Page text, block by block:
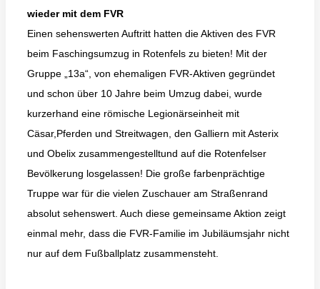
wieder mit dem FVR
Einen sehenswerten Auftritt hatten die Aktiven des FVR
beim Faschingsumzug in Rotenfels zu bieten! Mit der
Gruppe „13a“, von ehemaligen FVR-Aktiven gegründet
und schon über 10 Jahre beim Umzug dabei, wurde
kurzerhand eine römische Legionärseinheit mit
Cäsar,Pferden und Streitwagen, den Galliern mit Asterix
und Obelix zusammengestelltund auf die Rotenfelser
Bevölkerung losgelassen! Die große farbenprächtige
Truppe war für die vielen Zuschauer am Straßenrand
absolut sehenswert. Auch diese gemeinsame Aktion zeigt
einmal mehr, dass die FVR-Familie im Jubiläumsjahr nicht
nur auf dem Fußballplatz zusammensteht.